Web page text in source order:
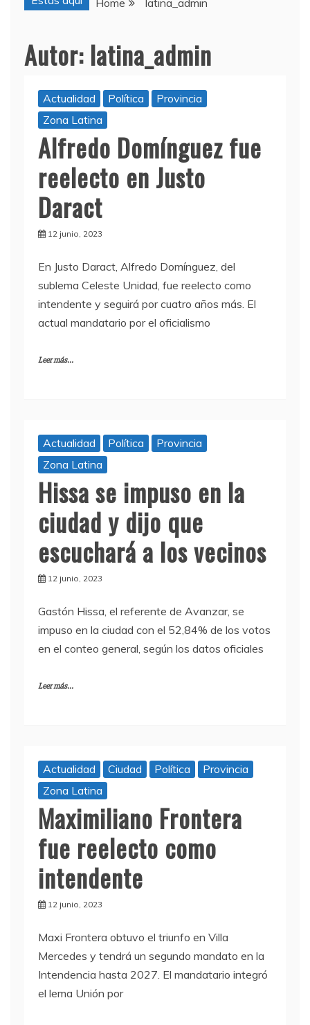
Home latina_admin
Autor: latina_admin
Actualidad Política
Provincia
Zona Latina
Alfredo Domínguez fue
reelecto en Justo
Daract
12 junio, 2023
En Justo Daract, Alfredo Domínguez, del
sublema Celeste Unidad, fue reelecto como
intendente y seguirá por cuatro años más. El
actual mandatario por el oficialismo
Leer más...
Actualidad Política
Provincia
Zona Latina
Hissa se impuso en la
ciudad y dijo que
escuchará a los vecinos
12 junio, 2023
Gastón Hissa, el referente de Avanzar, se
impuso en la ciudad con el 52,84% de los votos
en el conteo general, según los datos oficiales
Leer más...
Actualidad Ciudad Política
Provincia
Zona Latina
Maximiliano Frontera
fue reelecto como
intendente
12 junio, 2023
Maxi Frontera obtuvo el triunfo en Villa
Mercedes y tendrá un segundo mandato en la
Intendencia hasta 2027. El mandatario integró
el lema Unión por